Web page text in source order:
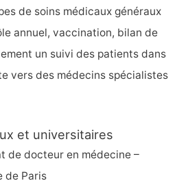
de soins médicaux généraux
annuel, vaccination, bilan de
un suivi des patients dans
vers des médecins spécialistes
et universitaires
de docteur en médecine –
de Paris